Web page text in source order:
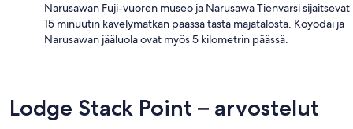
Narusawan Fuji-vuoren museo ja Narusawa Tienvarsi sijaitsevat
15 minuutin kävelymatkan päässä tästä majatalosta. Koyodai ja
Narusawan jääluola ovat myös 5 kilometrin päässä.
Arvostelut
Lodge Stack Point – arvostelut